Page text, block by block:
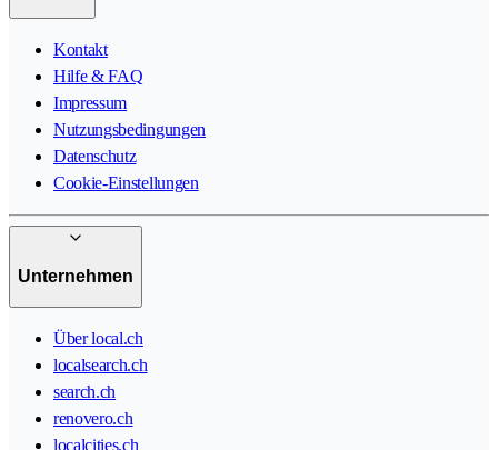
Kontakt
Hilfe & FAQ
Impressum
Nutzungsbedingungen
Datenschutz
Cookie-Einstellungen
Unternehmen
Über local.ch
localsearch.ch
search.ch
renovero.ch
localcities.ch